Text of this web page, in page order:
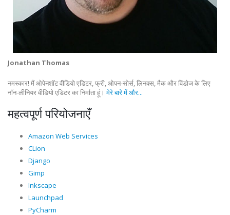
Jonathan Thomas
नमस्कार! मैं ओपेनशॉट वीडियो एडिटर, फ्री, ओपन-सोर्स, लिनक्स, मैक और विंडोज के लिए
नॉन-लीनियर वीडियो एडिटर का निर्माता हूं।मेरे बारे में और...
महत्वपूर्ण परियोजनाएँ
Amazon Web Services
CLion
Django
Gimp
Inkscape
Launchpad
PyCharm